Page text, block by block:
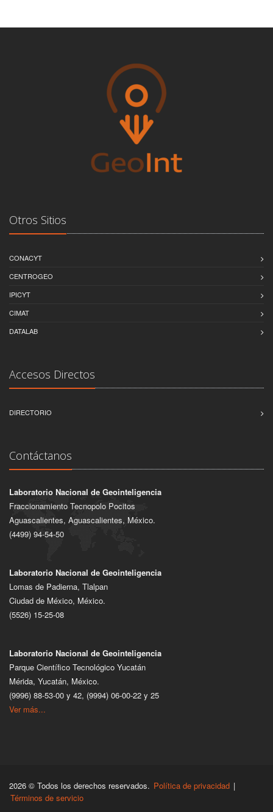
Otros Sitios
CONACYT
CENTROGEO
IPICYT
CIMAT
DATALAB
Accesos Directos
DIRECTORIO
Contáctanos
Laboratorio Nacional de Geointeligencia
Fraccionamiento Tecnopolo Pocitos
Aguascalientes, Aguascalientes, México.
(4499) 94-54-50
Laboratorio Nacional de Geointeligencia
Lomas de Padierna, Tlalpan
Ciudad de México, México.
(5526) 15-25-08
Laboratorio Nacional de Geointeligencia
Parque Científico Tecnológico Yucatán
Mérida, Yucatán, México.
(9996) 88-53-00 y 42, (9994) 06-00-22 y 25
Ver más...
2026 © Todos los derechos reservados. Política de privacidad |
Términos de servicio